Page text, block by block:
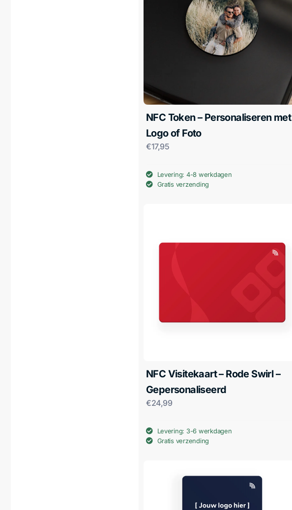
NFC Token – Personaliseren met
Logo of Foto
€17,95
Levering: 4-8 werkdagen
Gratis verzending
NFC Visitekaart – Rode Swirl –
Gepersonaliseerd
€24,99
Levering: 3-6 werkdagen
Gratis verzending